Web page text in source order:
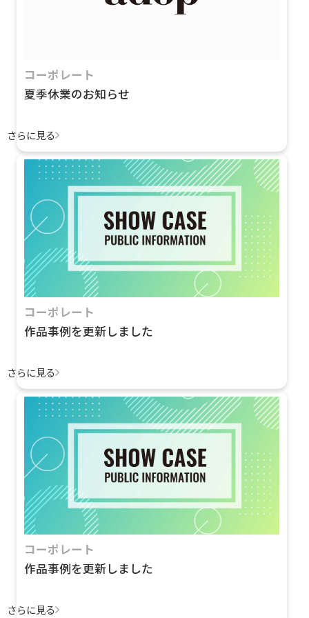
コーポレート
夏季休業のお知らせ
さらに見る
コーポレート
作品事例を更新しました
さらに見る
コーポレート
作品事例を更新しました
さらに見る